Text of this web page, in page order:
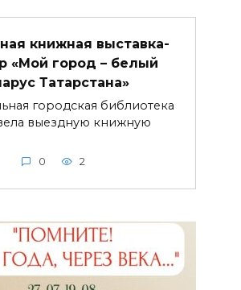
книжная выставка-
«Мой город – белый
Татарстана»
городская библиотека
выездную книжную
0 2